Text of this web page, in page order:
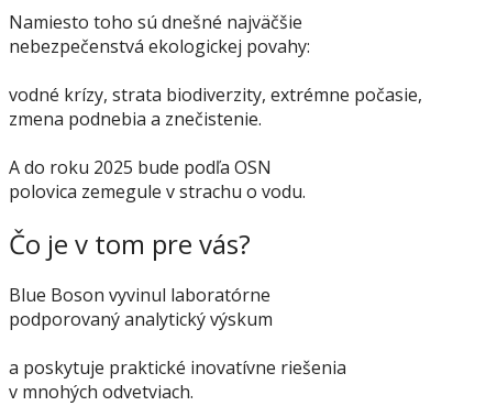
Namiesto toho sú dnešné najväčšie
nebezpečenstvá ekologickej povahy:
vodné krízy, strata biodiverzity, extrémne počasie,
zmena podnebia a znečistenie.
A do roku 2025 bude podľa OSN
polovica zemegule v strachu o vodu.
Čo je v tom pre vás?
Blue Boson vyvinul laboratórne
podporovaný analytický výskum
a poskytuje praktické inovatívne riešenia
v mnohých odvetviach.